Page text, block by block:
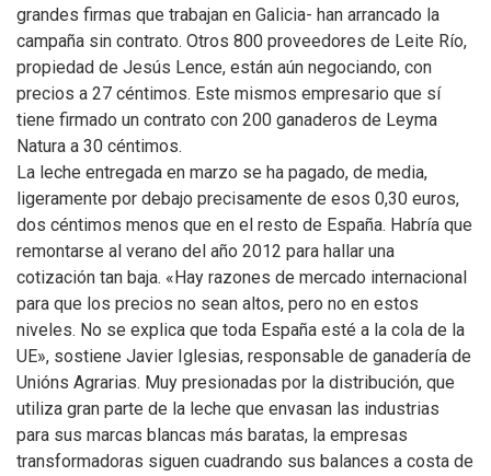
grandes firmas que trabajan en Galicia- han arrancado la
campaña sin contrato. Otros 800 proveedores de Leite Río,
propiedad de Jesús Lence, están aún negociando, con
precios a 27 céntimos. Este mismos empresario que sí
tiene firmado un contrato con 200 ganaderos de Leyma
Natura a 30 céntimos.
La leche entregada en marzo se ha pagado, de media,
ligeramente por debajo precisamente de esos 0,30 euros,
dos céntimos menos que en el resto de España. Habría que
remontarse al verano del año 2012 para hallar una
cotización tan baja. «Hay razones de mercado internacional
para que los precios no sean altos, pero no en estos
niveles. No se explica que toda España esté a la cola de la
UE», sostiene Javier Iglesias, responsable de ganadería de
Unións Agrarias. Muy presionadas por la distribución, que
utiliza gran parte de la leche que envasan las industrias
para sus marcas blancas más baratas, la empresas
transformadoras siguen cuadrando sus balances a costa de